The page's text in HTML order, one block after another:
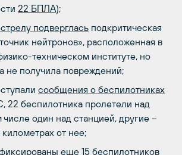
22 БПЛА);
подверглась подкритическая
нейтронов», расположенная в
техническом институте, но
не получила повреждений;
сообщения о беспилотниках
22 беспилотника пролетели над
числе один над станцией, другие –
от нее;
еще 15 беспилотников